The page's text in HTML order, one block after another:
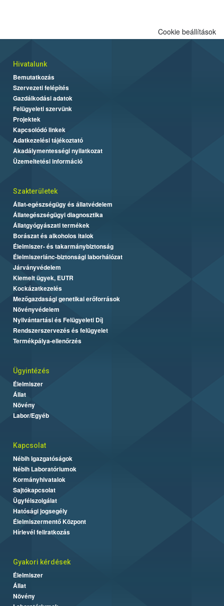
Cookie beállítások
Hivatalunk
Bemutatkozás
Szervezeti felépítés
Gazdálkodási adatok
Felügyeleti szervünk
Projektek
Kapcsolódó linkek
Adatkezelési tájékoztató
Akadálymentességi nyilatkozat
Üzemeltetési információ
Szakterületek
Állat-egészségügy és állatvédelem
Állategészségügyi diagnosztika
Állatgyógyászati termékek
Borászat és alkoholos italok
Élelmiszer- és takarmánybiztonság
Élelmiszerlánc-biztonsági laborhálózat
Járványvédelem
Kiemelt ügyek, EUTR
Kockázatkezelés
Mezőgazdasági genetikai erőforrások
Növényvédelem
Nyilvántartási és Felügyeleti Díj
Rendszerszervezés és felügyelet
Termékpálya-ellenőrzés
Ügyintézés
Élelmiszer
Állat
Növény
Labor/Egyéb
Kapcsolat
Nébih Igazgatóságok
Nébih Laboratóriumok
Kormányhivatalok
Sajtókapcsolat
Ügyfélszolgálat
Hatósági jogsegély
Élelmiszermentő Központ
Hírlevél feliratkozás
Gyakori kérdések
Élelmiszer
Állat
Növény